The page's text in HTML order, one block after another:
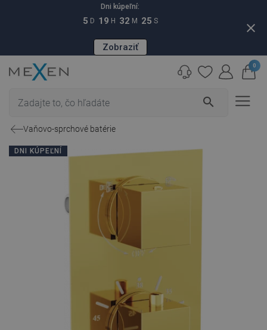
Dni kúpeľní:
5 D 19 H 32 M 24 S
Zobraziť
close
search
0
Vaňovo-sprchové batérie
DNI KÚPEĽNÍ